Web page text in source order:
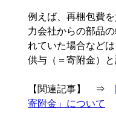
例えば、再梱包費
力会社からの部品
れていた場合など
供与（＝寄附金）
【関連記事】 ⇒
寄附金」について